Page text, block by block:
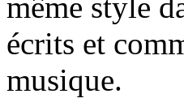
même style
écrits et
musique.